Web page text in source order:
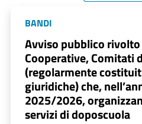
BANDI
Avviso pubblico
Cooperative, Comitati
(regolarmente
giuridiche) che,
2025/2026,
servizi di doposcuola